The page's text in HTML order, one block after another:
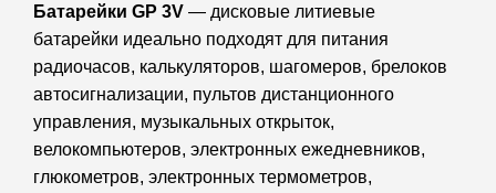
Батарейки GP 3V — дисковые литиевые
батарейки идеально подходят для питания
радиочасов, калькуляторов, шагомеров, брелоков
автосигнализации, пультов дистанционного
управления, музыкальных открыток,
велокомпьютеров, электронных ежедневников,
глюкометров, электронных термометров,